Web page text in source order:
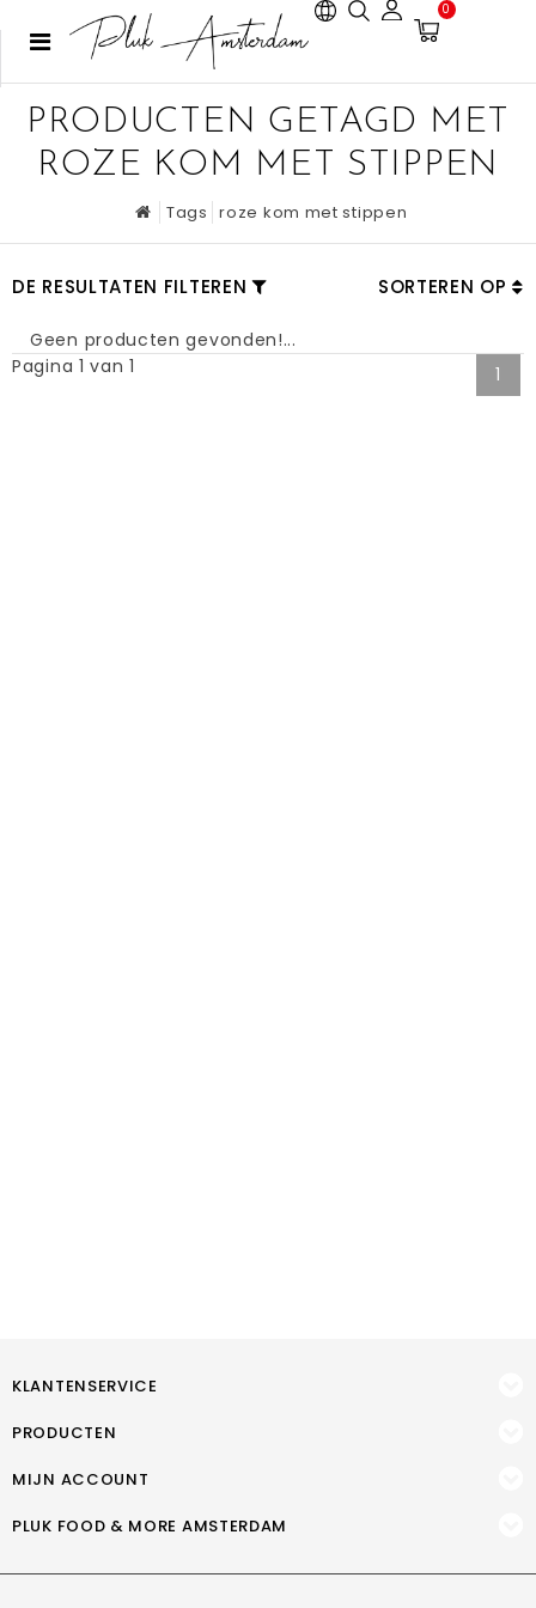
0
PRODUCTEN GETAGD MET
ROZE KOM MET STIPPEN
Tags roze kom met stippen
DE RESULTATEN FILTEREN SORTEREN OP
Geen producten gevonden!...
Pagina 1 van 1
1
KLANTENSERVICE
PRODUCTEN
MIJN ACCOUNT
PLUK FOOD & MORE AMSTERDAM